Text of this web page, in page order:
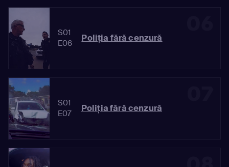
S01
E06
Poliția fără cenzură
S01
E07
Poliția fără cenzură